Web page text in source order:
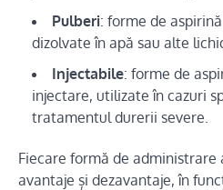
Pulberi: forme de
dizolvate în apă sau alte
Injectabile: forme de
injectare, utilizate în cazuri
tratamentul durerii severe.
Fiecare formă de administrare
avantaje și dezavantaje, în